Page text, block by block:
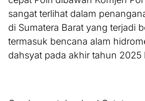
sangat terlihat dalam
di Sumatera Barat yang terjadi
termasuk bencana alam
dahsyat pada akhir tahun 2025